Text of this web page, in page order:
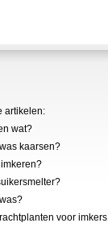
artikelen:
wat?
kaarsen?
voor imkers